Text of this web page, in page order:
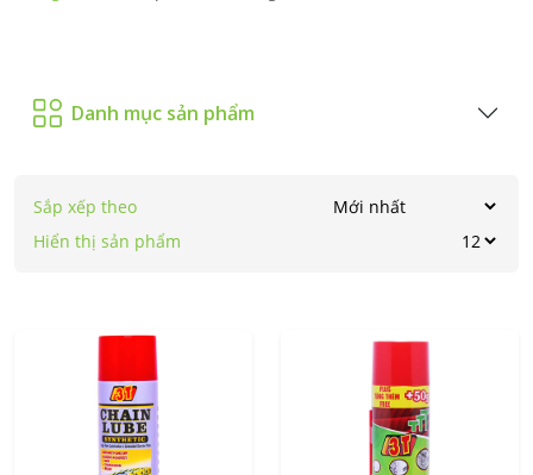
Danh mục sản phẩm
Sắp xếp theo
Hiển thị sản phẩm